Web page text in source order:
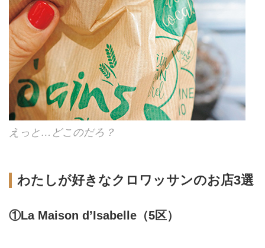
えっと…どこのだろ？
わたしが好きなクロワッサンのお店3選
①La Maison d’Isabelle（5区）